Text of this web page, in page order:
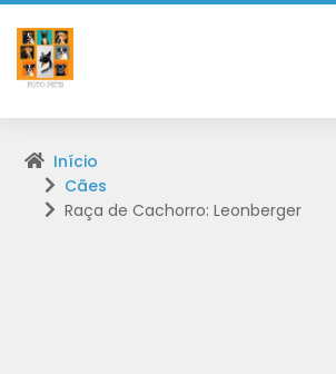
Início
Cães
Raça de Cachorro: Leonberger